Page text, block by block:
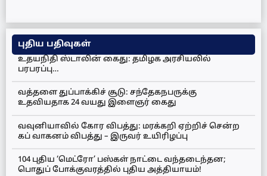
புதிய பதிவுகள்
உதயநிதி ஸ்டாலின் கைது: தமிழக அரசியலில்
பரபரப்பு…
வத்தளை துப்பாக்கிச் சூடு: சந்தேகநபருக்கு
உதவியதாக 24 வயது இளைஞர் கைது
வவுனியாவில் கோர விபத்து: மரக்கறி ஏற்றிச் சென்ற
கப் வாகனம் விபத்து – இருவர் உயிரிழப்பு
104 புதிய ‘மெட்ரோ’ பஸ்கள் நாட்டை வந்தடைந்தன;
பொதுப் போக்குவரத்தில் புதிய அத்தியாயம்!